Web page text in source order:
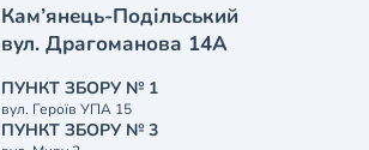
Кам’янець-Подільський
вул. Драгоманова 14А
ПУНКТ ЗБОРУ № 1
вул. Героїв УПА 15
ПУНКТ ЗБОРУ № 3